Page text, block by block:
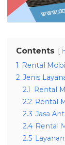
Contents
1 Rental
2 Jenis
2.1 Rental
2.2 Rental
2.3 Jasa
2.4 Rental
2.5